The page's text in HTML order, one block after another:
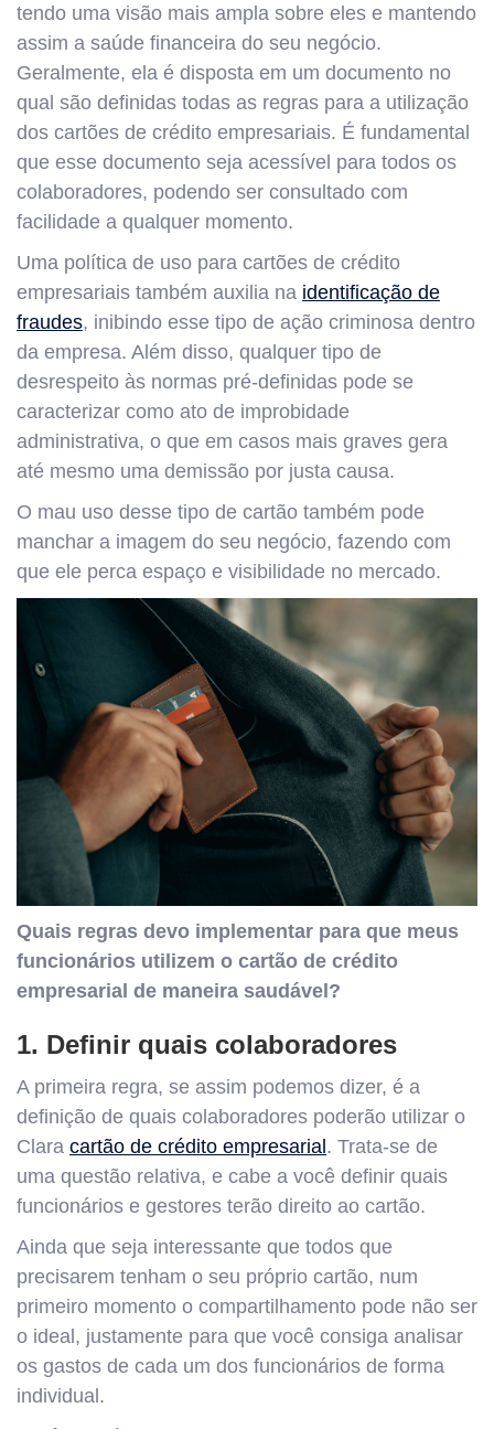
tendo uma visão mais ampla sobre eles e mantendo
assim a saúde financeira do seu negócio.
Geralmente, ela é disposta em um documento no
qual são definidas todas as regras para a utilização
dos cartões de crédito empresariais. É fundamental
que esse documento seja acessível para todos os
colaboradores, podendo ser consultado com
facilidade a qualquer momento.
Uma política de uso para cartões de crédito
empresariais também auxilia na identificação de
fraudes, inibindo esse tipo de ação criminosa dentro
da empresa. Além disso, qualquer tipo de
desrespeito às normas pré-definidas pode se
caracterizar como ato de improbidade
administrativa, o que em casos mais graves gera
até mesmo uma demissão por justa causa.
O mau uso desse tipo de cartão também pode
manchar a imagem do seu negócio, fazendo com
que ele perca espaço e visibilidade no mercado.
Quais regras devo implementar para que meus
funcionários utilizem o cartão de crédito
empresarial de maneira saudável?
1. Definir quais colaboradores
A primeira regra, se assim podemos dizer, é a
definição de quais colaboradores poderão utilizar o
Clara cartão de crédito empresarial. Trata-se de
uma questão relativa, e cabe a você definir quais
funcionários e gestores terão direito ao cartão.
Ainda que seja interessante que todos que
precisarem tenham o seu próprio cartão, num
primeiro momento o compartilhamento pode não ser
o ideal, justamente para que você consiga analisar
os gastos de cada um dos funcionários de forma
individual.